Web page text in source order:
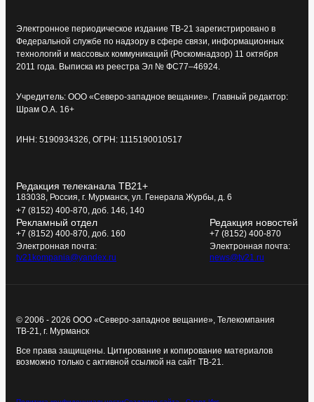
Электронное периодическое издание ТВ-21 зарегистрировано в
Федеральной службе по надзору в сфере связи, информационных
технологий и массовых коммуникаций (Роскомнадзор) 11 октября
2011 года. Выписка из реестра Эл № ФС77–46924.
Учредитель: ООО «Северо-западное вещание». Главный редактор:
Шрам О.А. 16+
ИНН: 5190934326, ОГРН: 1115190010517
Редакция телеканала ТВ21+
183038, Россия, г. Мурманск, ул. Генерала Журбы, д. 6
+7 (8152) 400-870, доб. 146, 140
Рекламный отдел
+7 (8152) 400-870, доб. 160
Электронная почта:
tv21kompania@yandex.ru
Редакция новостей
+7 (8152) 400-870
Электронная почта:
news@tv21.ru
© 2006 - 2026 ООО «Северо-западное вещание», Телекомпания
ТВ-21, г. Мурманск
Все права защищены. Цитирование и копирование материалов
возможно только с активной ссылкой на сайт ТВ-21.